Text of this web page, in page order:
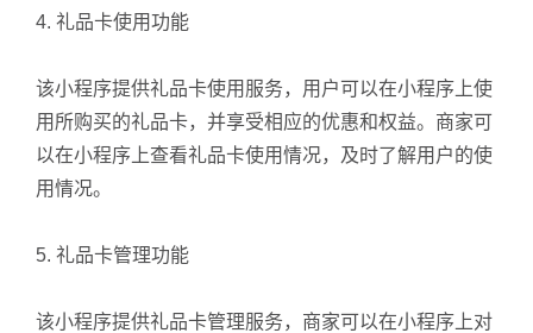
4. 礼品卡使用功能
该小程序提供礼品卡使用服务，用户可以在小程序上使
用所购买的礼品卡，并享受相应的优惠和权益。商家可
以在小程序上查看礼品卡使用情况，及时了解用户的使
用情况。
5. 礼品卡管理功能
该小程序提供礼品卡管理服务，商家可以在小程序上对